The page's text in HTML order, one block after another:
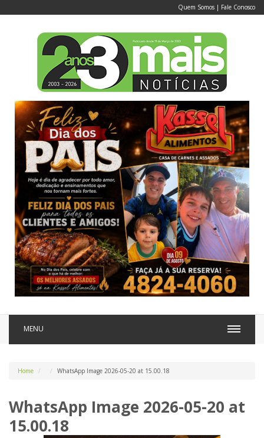
Quem Somos | Fale Conosco
MENU
Home WhatsApp Image 2026-05-20 at 15.00.18
WhatsApp Image 2026-05-20 at
15.00.18